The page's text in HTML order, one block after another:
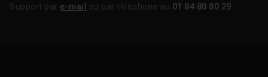
Support par e-mail ou par téléphone au 01 84 80 80 29